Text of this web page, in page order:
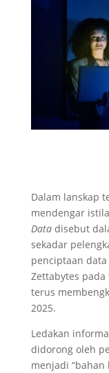
Dalam lanskap
mendengar
Datadisebut
sekadar
penciptaan
Zettabytes
terus
2025.
Ledakan
didorong oleh
menjadi